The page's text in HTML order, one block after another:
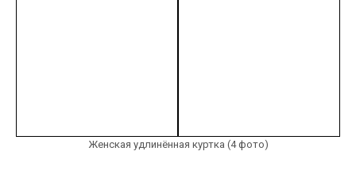
Женская удлинённая куртка (4 фото)